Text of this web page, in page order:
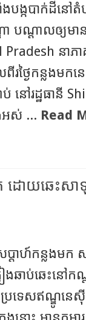
ាំងបង្កបាក់ដីន
បណ្តាលឲ្យមាន
នាភ
ពីរថ្ងៃកន្លងម
ប់ នៅរដ្ឋធានី
អស់ ... Read
ដោយឆេះស
តាហ៍កន្លងមក
ៀងឆាប់​ឆេះនៅ​ក
ប្រទេសឥណ្ឌូន